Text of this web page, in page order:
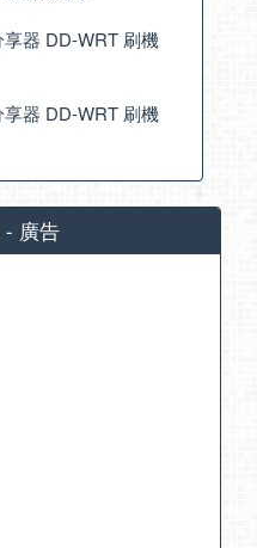
器 DD-WRT 刷機
器 DD-WRT 刷機
- 廣告